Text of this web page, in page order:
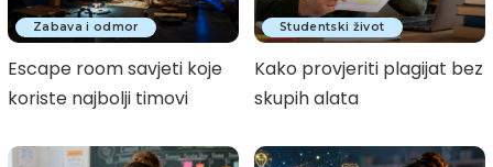
Zabava i odmor
Escape room savjeti koje
koriste najbolji timovi
Studentski život
Kako provjeriti plagijat bez
skupih alata